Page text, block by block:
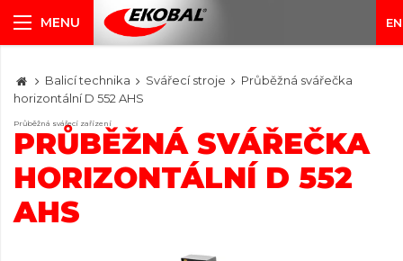
Balicí technika Svářecí stroje
Průběžná svářečka
horizontální D 552 AHS
Průběžná svářecí zařízení
PRŮBĚŽNÁ SVÁŘEČKA
HORIZONTÁLNÍ D 552
AHS